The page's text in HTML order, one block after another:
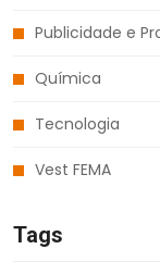
Publicidade e
Química
Tecnologia
Vest FEMA
Tags